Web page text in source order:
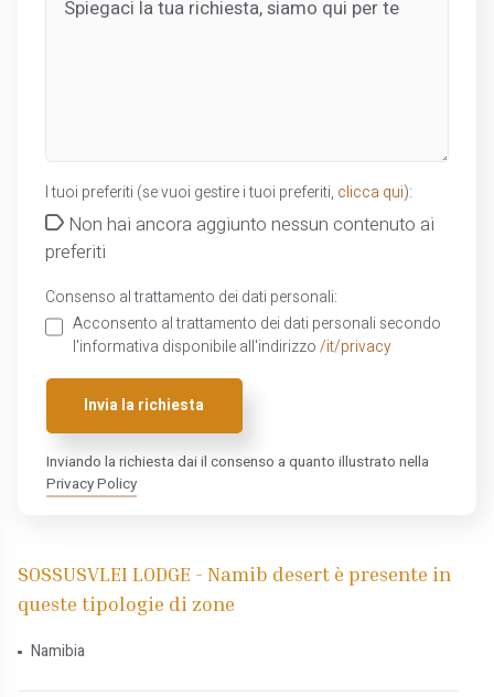
I tuoi preferiti (se vuoi gestire i tuoi preferiti, clicca qui):
Non hai ancora aggiunto nessun contenuto ai
preferiti
Consenso al trattamento dei dati personali:
Acconsento al trattamento dei dati personali secondo
l'informativa disponibile all'indirizzo /it/privacy
Invia la richiesta
Inviando la richiesta dai il consenso a quanto illustrato nella
Privacy Policy
SOSSUSVLEI LODGE - Namib desert è presente in
queste tipologie di zone
Namibia